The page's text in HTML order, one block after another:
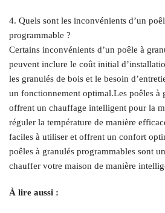
4. Quels sont les inconvénients d’un
programmable ?
Certains inconvénients d’un poêle à
peuvent inclure le coût initial
les granulés de bois et le besoin
un fonctionnement optimal.Les poêles à
offrent un chauffage intelligent pour la
réguler la température de manière
faciles à utiliser et offrent un confort
poêles à granulés programmables sont
chauffer votre maison de manière
À lire aussi :